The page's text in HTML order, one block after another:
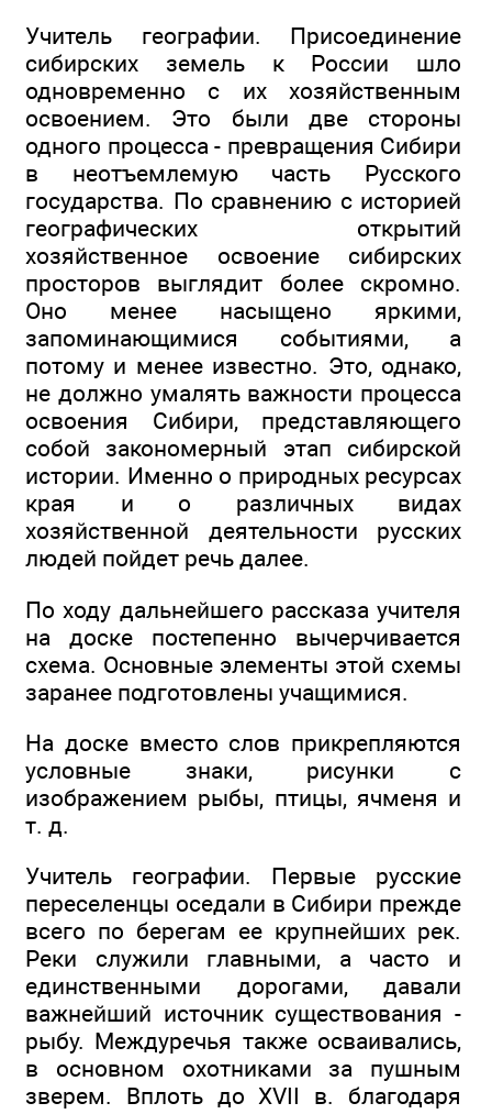
Учитель географии. Присоединение
сибирских земель к России шло
одновременно с их хозяйственным
освоением. Это были две стороны
одного процесса - превращения Сибири
в неотъемлемую часть Русского
государства. По сравнению с историей
географических открытий
хозяйственное освоение сибирских
просторов выглядит более скромно.
Оно менее насыщено яркими,
запоминающимися событиями, а
потому и менее известно. Это, однако,
не должно умалять важности процесса
освоения Сибири, представляющего
собой закономерный этап сибирской
истории. Именно о природных ресурсах
края и о различных видах
хозяйственной деятельности русских
людей пойдет речь далее.
По ходу дальнейшего рассказа учителя
на доске постепенно вычерчивается
схема. Основные элементы этой схемы
заранее подготовлены учащимися.
На доске вместо слов прикрепляются
условные знаки, рисунки с
изображением рыбы, птицы, ячменя и
т. д.
Учитель географии. Первые русские
переселенцы оседали в Сибири прежде
всего по берегам ее крупнейших рек.
Реки служили главными, а часто и
единственными дорогами, давали
важнейший источник существования -
рыбу. Междуречья также осваивались,
в основном охотниками за пушным
зверем. Вплоть до XVII в. благодаря